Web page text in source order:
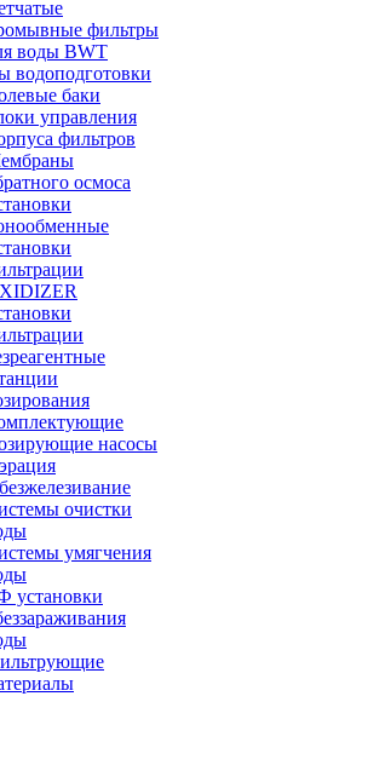
фильтры
воды BWT
водоподготовки
баки
управления
фильтров
осмоса
насосы
очистки
умягчения
установки